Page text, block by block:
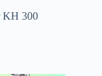
KH 300